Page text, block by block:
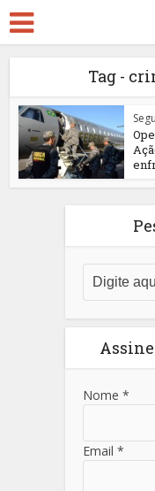
Tag -
Nome *
Email *